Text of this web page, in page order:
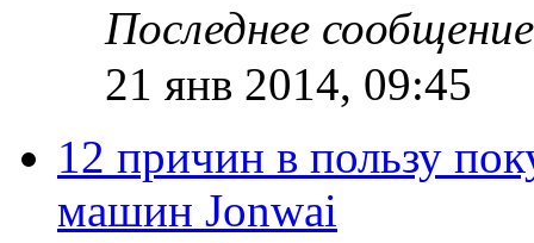
Последнее
21 янв 2014, 09:45
12 причин в пользу
машин Jonwai